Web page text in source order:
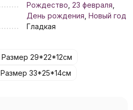
Рождество 23 февраля
День рождения Новый год
Гладкая
Размер 29*22*12см
Размер 33*25*14см